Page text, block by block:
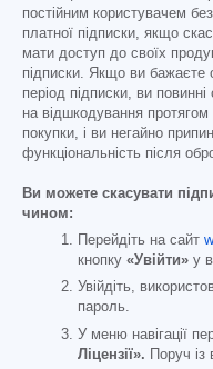
постійним користувачем
платної підписки, якщо
мати доступ до своїх
підписки. Якщо ви бажаєте
період підписки, ви
на відшкодування
покупки, і ви негайно
функціональність після
Ви можете скасувати
чином:
Перейдіть на сайт
кнопку «Увійти» у
Увійдіть,
пароль.
У меню навігації
Ліцензії». Поруч